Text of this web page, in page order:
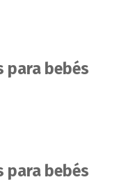
para bebés
para bebés